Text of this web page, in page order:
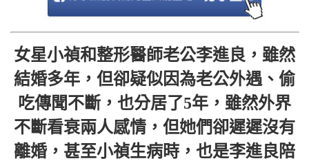
女星小禎和整形醫師老公李進良，雖然
結婚多年，但卻疑似因為老公外遇、偷
吃傳聞不斷，也分居了5年，雖然外界
不斷看衰兩人感情，但她們卻遲遲沒有
離婚，甚至小禎生病時，也是李進良陪